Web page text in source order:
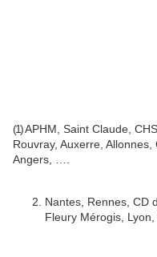
(1)APHM, Saint Claude,
Rouvray, Auxerre,
Angers, ….
Nantes, Rennes, CD
Fleury Mérogis, Lyon,